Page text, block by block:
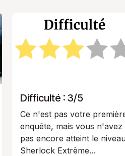
Difficulté : 3/5
Ce n'est pas votre
enquête, mais vous n'avez
pas encore atteint le
Sherlock Extrême...